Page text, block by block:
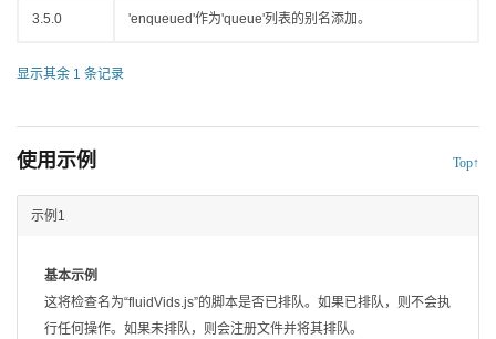
3.5.0 'enqueued'作为'queue'列表的别名添加。
显示其余 1 条记录
使用示例 Top↑
示例1
基本示例
这将检查名为“fluidVids.js”的脚本是否已排队。如果已排队，则不会执
行任何操作。如果未排队，则会注册文件并将其排队。